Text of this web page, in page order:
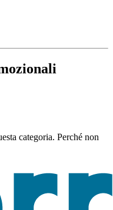
categoria. Perché non